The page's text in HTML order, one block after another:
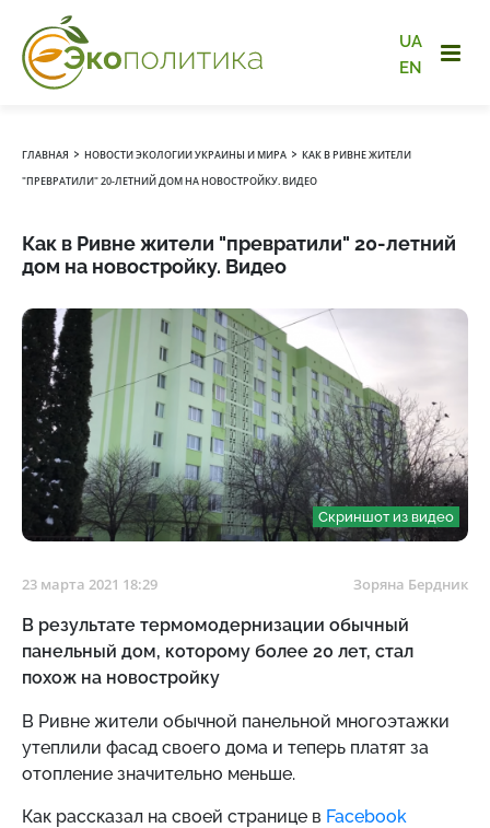
UA
EN
ГЛАВНАЯ › НОВОСТИ ЭКОЛОГИИ УКРАИНЫ И МИРА › КАК В РИВНЕ ЖИТЕЛИ
"ПРЕВРАТИЛИ" 20-ЛЕТНИЙ ДОМ НА НОВОСТРОЙКУ. ВИДЕО
Как в Ривне жители "превратили" 20-летний
дом на новостройку. Видео
Скриншот из видео
23 марта 2021 18:29 Зоряна Бердник
В результате термомодернизации обычный
панельный дом, которому более 20 лет, стал
похож на новостройку
В Ривне жители обычной панельной многоэтажки
утеплили фасад своего дома и теперь платят за
отопление значительно меньше.
Как рассказал на своей странице в Facebook